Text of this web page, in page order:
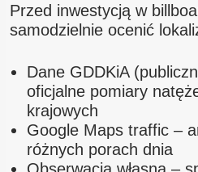
Przed inwestycją w
samodzielnie ocenić
Dane GDDKiA
oficjalne pomiary
krajowych
Google Maps traffic –
różnych porach dnia